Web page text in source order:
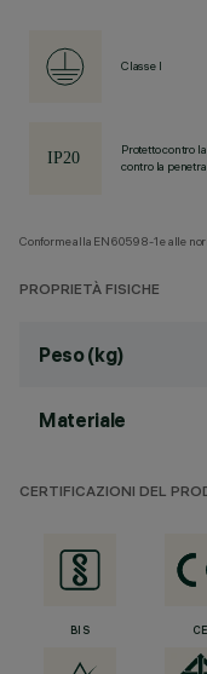
Classe I
Protetto contro
contro la
Conforme alla EN60598-1 e alle
PROPRIETÀ FISICHE
Peso (kg)
Materiale
CERTIFICAZIONI DEL
BIS CE